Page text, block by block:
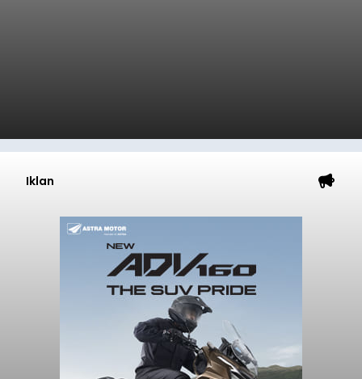
Iklan
Sasar Warga Rentan,
Denpasar Siapkan Rp1,152
balitribune.co.id I Denpasar - Pemerintah Kota
Denpasar mengalokasikan anggaran sebesar
Rp1,152 triliun untuk mengintervensi sekitar 18.000